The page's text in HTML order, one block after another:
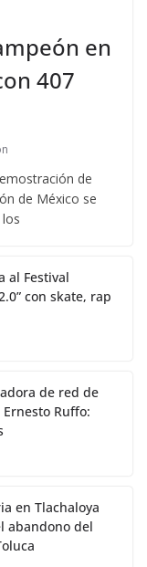
en
407
de
de México se
al Festival
con skate, rap
de red de
Ruffo:
en Tlachaloya
abandono del